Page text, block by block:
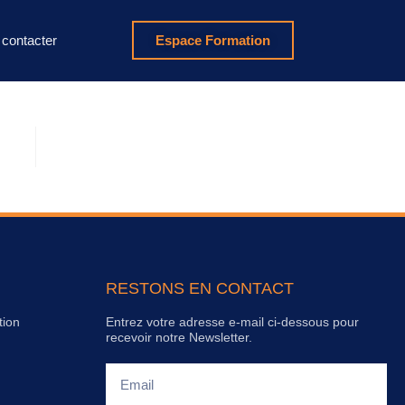
Espace Formation
RESTONS EN CONTACT
Entrez votre adresse e-mail ci-dessous pour
recevoir notre Newsletter.